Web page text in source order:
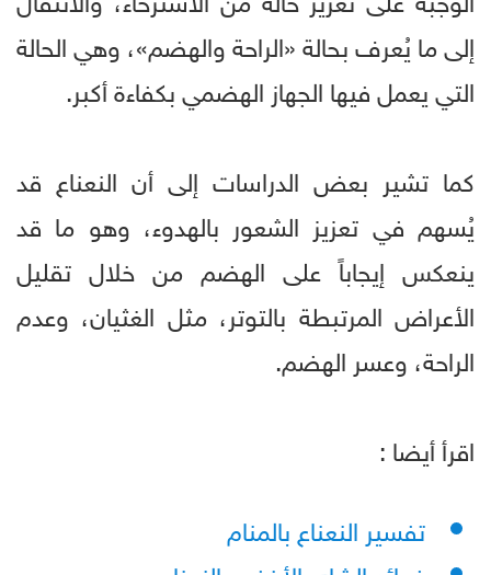
إلى ما يُعرف بحالة «الراحة والهضم»، وهي الحالة
التي يعمل فيها الجهاز الهضمي بكفاءة أكبر.
كما تشير بعض الدراسات إلى أن النعناع قد
يُسهم في تعزيز الشعور بالهدوء، وهو ما قد
ينعكس إيجاباً على الهضم من خلال تقليل
الأعراض المرتبطة بالتوتر، مثل الغثيان، وعدم
الراحة، وعسر الهضم.
اقرأ أيضا :
تفسير النعناع بالمنام